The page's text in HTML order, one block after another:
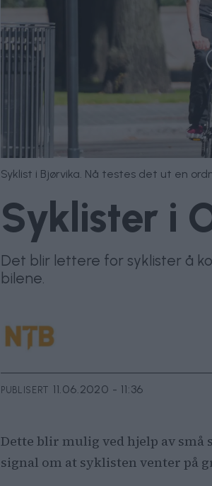
Syklist i Bjørvika. Nå testes det ut en
Syklister i
Det blir lettere for syklister å
bilene.
PUBLISERT 11.06.2020 - 11:36
Dette blir mulig ved hjelp av
signal om at syklisten venter på